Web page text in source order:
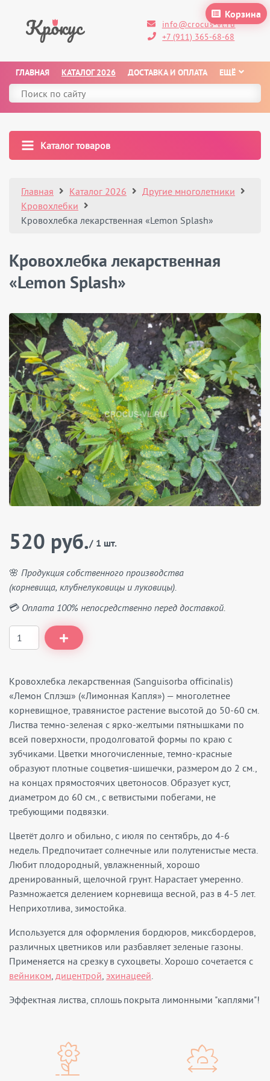
Корзина
info@crocus-vl.ru
+7 (911) 365-68-68
ГЛАВНАЯ КАТАЛОГ 2026 ДОСТАВКА И ОПЛАТА ЕЩЁ
Каталог товаров
Главная Каталог 2026
Другие многолетники
Кровохлебки
Кровохлебка лекарственная «Lemon Splash»
Кровохлебка лекарственная
«Lemon Splash»
520 руб./ 1 шт.
🌸 Продукция собственного производства
(корневища, клубнелуковицы и луковицы).
💳 Оплата 100% непосредственно перед доставкой.
Кровохлебка лекарственная (Sanguisorba officinalis)
«Лемон Сплэш» («Лимонная Капля») — многолетнее
корневищное, травянистое растение высотой до 50-60 см.
Листва темно-зеленая с ярко-желтыми пятнышками по
всей поверхности, продолговатой формы по краю с
зубчиками. Цветки многочисленные, темно-красные
образуют плотные соцветия-шишечки, размером до 2 см.,
на концах прямостоячих цветоносов. Образует куст,
диаметром до 60 см., с ветвистыми побегами, не
требующими подвязки.
Цветёт долго и обильно, с июля по сентябрь, до 4-6
недель. Предпочитает солнечные или полутенистые места.
Любит плодородный, увлажненный, хорошо
дренированный, щелочной грунт. Нарастает умеренно.
Размножается делением корневища весной, раз в 4-5 лет.
Неприхотлива, зимостойка.
Используется для оформления бордюров, миксбордеров,
различных цветников или разбавляет зеленые газоны.
Применяется на срезку в сухоцветы. Хорошо сочетается с
вейником, дицентрой, эхинацеей.
Эффектная листва, сплошь покрыта лимонными "каплями"!